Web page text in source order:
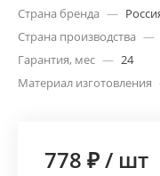
Страна бренда —
Страна производства —
Гарантия, мес — 24
Материал изготовления
778 ₽/ шт